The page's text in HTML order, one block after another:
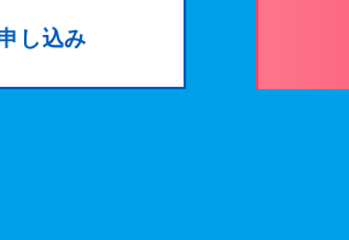
し込み